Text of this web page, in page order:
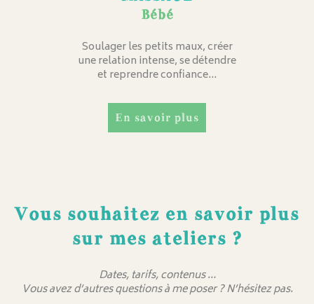
Bébé
Soulager les petits maux, créer
une relation intense, se détendre
et reprendre confiance…
En savoir plus
Vous souhaitez en savoir plus
sur mes ateliers ?
Dates, tarifs, contenus …
Vous avez d’autres questions à me poser ? N’hésitez pas.